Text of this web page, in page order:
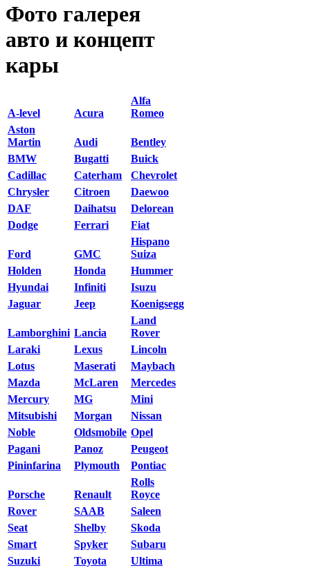
Фото галерея
авто и концепт
кары
A-level Acura
Alfa
Romeo
Aston
Martin
Audi
Bentley
BMW
Bugatti
Buick
Cadillac
Caterham
Chevrolet
Chrysler
Citroen
Daewoo
DAF
Daihatsu
Delorean
Dodge
Ferrari Fiat
Ford GMC
Hispano
Suiza
Holden
Honda
Hummer
Hyundai
Infiniti
Isuzu
Jaguar
Jeep Koenigsegg
Lamborghini Lancia
Land
Rover
Laraki
Lexus
Lincoln
Lotus
Maserati
Maybach
Mazda
McLaren
Mercedes
Mercury
MG
Mini
Mitsubishi
Morgan
Nissan
Noble
Oldsmobile Opel
Pagani
Panoz
Peugeot
Pininfarina
Plymouth Pontiac
Porsche Renault
Rolls
Royce
Rover
SAAB
Saleen
Seat
Shelby
Skoda
Smart
Spyker
Subaru
Suzuki
Toyota
Ultima